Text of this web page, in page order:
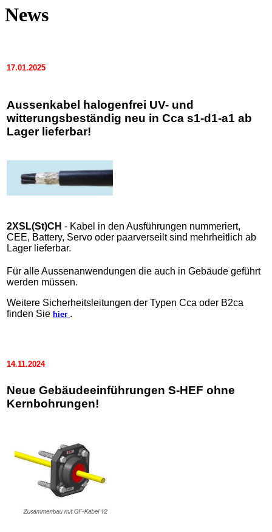
News
17.01.2025
Aussenkabel halogenfrei UV- und
witterungsbeständig neu in Cca s1-d1-a1 ab
Lager lieferbar!
2XSL(St)CH - Kabel in den Ausführungen nummeriert,
CEE, Battery, Servo oder paarverseilt sind mehrheitlich ab
Lager lieferbar.
Für alle Aussenanwendungen die auch in Gebäude geführt
werden müssen.
Weitere Sicherheitsleitungen der Typen Cca oder B2ca
finden Sie hier .
14.11.2024
Neue Gebäudeeinführungen S-HEF ohne
Kernbohrungen!